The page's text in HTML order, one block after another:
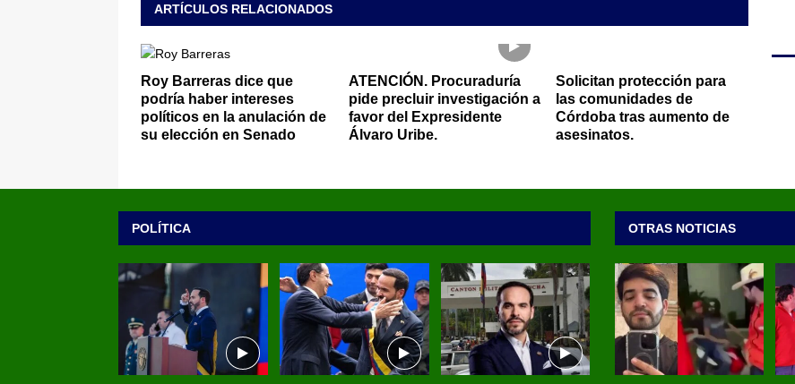
ARTÍCULOS RELACIONADOS
Roy Barreras dice que
podría haber intereses
políticos en la anulación de
su elección en Senado
ATENCIÓN. Procuraduría
pide precluir investigación a
favor del Expresidente
Álvaro Uribe.
Solicitan protección para
las comunidades de
Córdoba tras aumento de
asesinatos.
POLÍTICA OTRAS NOTICIAS